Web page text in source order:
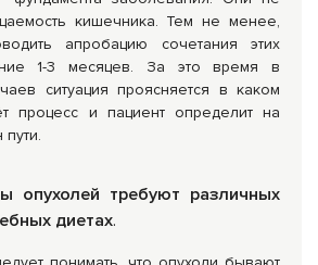
кишечника. Тем не менее,
апробацию сочетания этих
1-3 месяцев. За это время в
ситуация проясняется в каком
процесс и пациент определит на
опухолей требуют различных
диетах.